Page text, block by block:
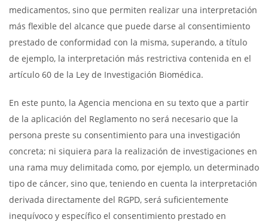
medicamentos, sino que permiten realizar una interpretación
más flexible del alcance que puede darse al consentimiento
prestado de conformidad con la misma, superando, a título
de ejemplo, la interpretación más restrictiva contenida en el
artículo 60 de la Ley de Investigación Biomédica.
En este punto, la Agencia menciona en su texto que a partir
de la aplicación del Reglamento no será necesario que la
persona preste su consentimiento para una investigación
concreta; ni siquiera para la realización de investigaciones en
una rama muy delimitada como, por ejemplo, un determinado
tipo de cáncer, sino que, teniendo en cuenta la interpretación
derivada directamente del RGPD, será suficientemente
inequívoco y específico el consentimiento prestado en